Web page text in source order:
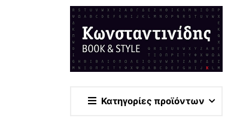
Κατηγορίες προϊόντων